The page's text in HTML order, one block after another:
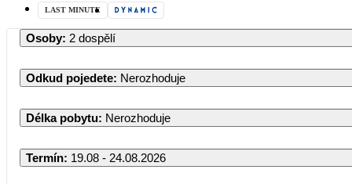
LAST MINUTE
Osoby: 2 dospělí
Odkud pojedete: Nerozhoduje
Délka pobytu: Nerozhoduje
Termín: 19.08 - 24.08.2026